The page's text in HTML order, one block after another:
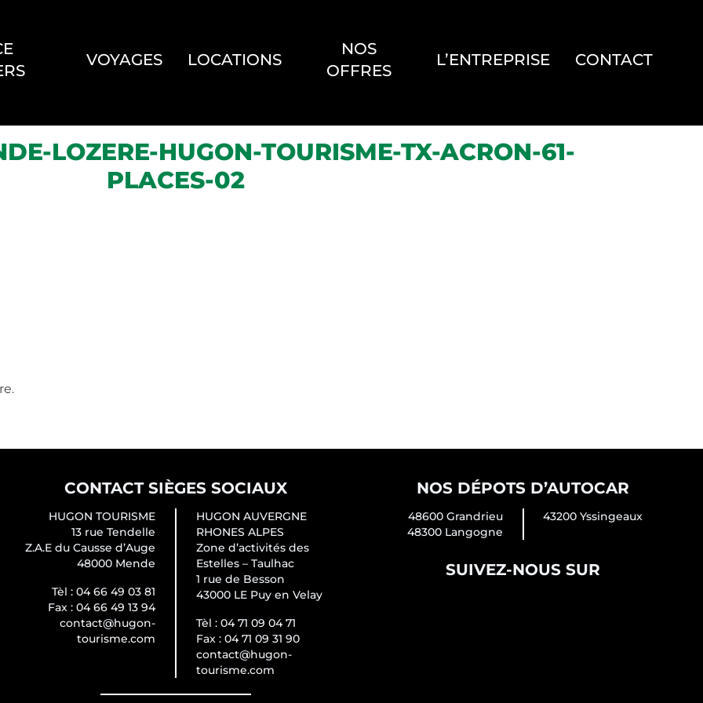
VOYAGES LOCATIONS
NOS
OFFRES
L’ENTREPRISE CONTACT
LOZERE-HUGON-TOURISME-TX-ACRON-61-
PLACES-02
CONTACT SIÈGES SOCIAUX
HUGON TOURISME
13 rue Tendelle
Z.A.E du Causse d’Auge
48000 Mende
Tèl :04 66 49 03 81
Fax :04 66 49 13 94
contact@hugon-
tourisme.com
HUGON AUVERGNE
RHONES ALPES
Zone d’activités des
Estelles – Taulhac
1 rue de Besson
43000 LE Puy en Velay
Tèl : 04 71 09 04 71
Fax : 04 71 09 31 90
contact@hugon-
tourisme.com
NOS DÉPOTS D’AUTOCAR
48600 Grandrieu
48300 Langogne
43200 Yssingeaux
SUIVEZ-NOUS SUR